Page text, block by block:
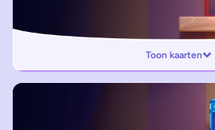
Toon kaarten